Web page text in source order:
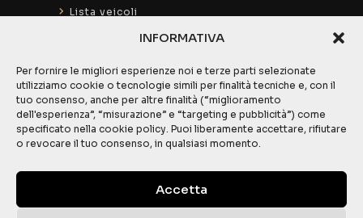
INFORMATIVA
Per fornire le migliori esperienze noi e terze parti selezionate
utilizziamo cookie o tecnologie simili per finalità tecniche e, con il
tuo consenso, anche per altre finalità (“miglioramento
dell'esperienza”, “misurazione” e “targeting e pubblicità”) come
specificato nella cookie policy. Puoi liberamente accettare, rifiutare
o revocare il tuo consenso, in qualsiasi momento.
Accetta
Lista veicoli
Ganci traino
Rimorchi
Shop